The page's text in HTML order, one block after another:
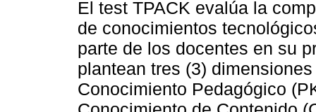
El test TPACK evalúa la
de conocimientos
parte de los docentes en su
plantean tres (3)
Conocimiento Pedagógico